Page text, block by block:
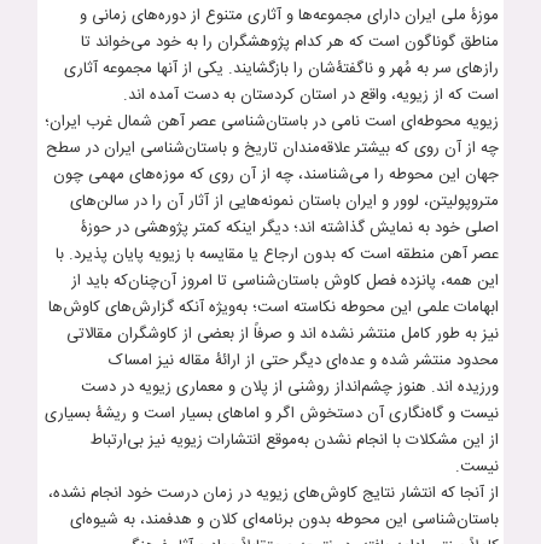
موزۀ ملی ایران دارای مجموعه‌ها و آثاری متنوع از دوره‌های زمانی و
مناطق گوناگون است که هر کدام پژوهشگران را به خود می‌خواند تا
رازهای سر به مُهر و ناگفتۀ‌شان را بازگشایند. یکی از آنها مجموعه‌ آثاری
است که از زیویه، واقع در استان کردستان به دست آمده اند.
زیویه محوطه‌ای است نامی در باستان‌شناسی عصر آهن شمال غرب ایران؛
چه از آن روی که بیشتر علاقه‌مندان تاریخ و باستان‌شناسی ایران در سطح
جهان این محوطه را می‌شناسند، چه از آن روی که موزه‌های مهمی چون
متروپولیتن، لوور و ایران باستان نمونه‌هایی از آثار آن را در سالن‌های
اصلی خود به نمایش گذاشته اند؛ دیگر اینکه کمتر پژوهشی در حوزۀ
عصر آهن منطقه است که بدون ارجاع یا مقایسه با زیویه پایان پذیرد. با
این همه، پانزده فصل کاوش باستان‌شناسی تا امروز آن‌چنان‌که باید از
ابهامات علمی این محوطه نکاسته است؛ به‌ویژه آنکه گزارش‌های کاوش‌ها
نیز به طور کامل منتشر نشده اند و صرفاً از بعضی از کاوشگران مقالاتی
محدود منتشر شده و عده‌ای دیگر حتی از ارائۀ مقاله نیز امساک
ورزیده اند. هنوز چشم‌انداز روشنی از پلان و معماری زیویه در دست
نیست و گاه‌نگاری آن دستخوش اگر و اماهای بسیار است و ریشۀ بسیاری
از این مشکلات با انجام نشدن به‌موقع انتشارات زیویه نیز بی‌ارتباط
نیست.
از آنجا که انتشار نتایج کاوش‌های زیویه در زمان درست خود انجام نشده،
باستان‌شناسی این محوطه بدون برنامه‌ای کلان و هدفمند، به شیوه‌ای